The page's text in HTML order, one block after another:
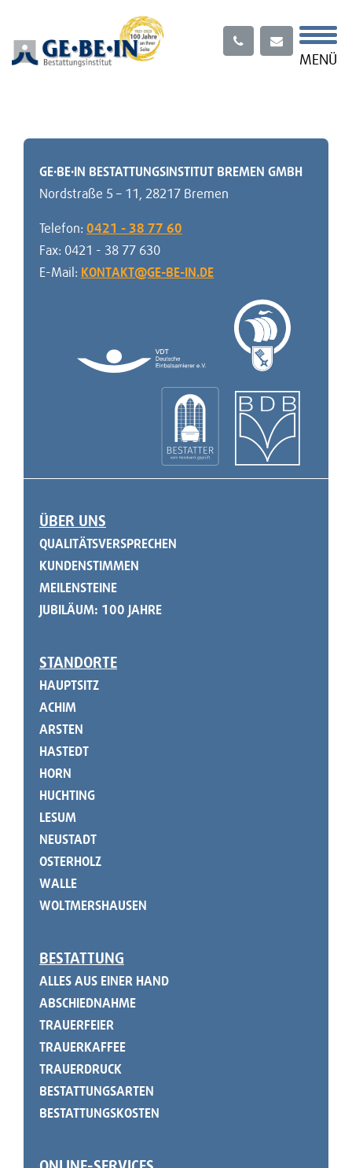
Menü
MENÜ
GE·BE·IN BESTATTUNGSINSTITUT BREMEN GMBH
Nordstraße 5 – 11 28217 Bremen
Telefon: 0421 - 38 77 60
Fax: 0421 - 38 77 630
E-Mail: KONTAKT@GE-BE-IN.DE
NAVIGATION ÜBERSPRINGEN
ÜBER UNS
QUALITÄTSVERSPRECHEN
KUNDENSTIMMEN
MEILENSTEINE
JUBILÄUM: 100 JAHRE
STANDORTE
HAUPTSITZ
ACHIM
ARSTEN
HASTEDT
HORN
HUCHTING
LESUM
NEUSTADT
OSTERHOLZ
WALLE
WOLTMERSHAUSEN
BESTATTUNG
ALLES AUS EINER HAND
ABSCHIEDNAHME
TRAUERFEIER
TRAUERKAFFEE
TRAUERDRUCK
BESTATTUNGSARTEN
BESTATTUNGSKOSTEN